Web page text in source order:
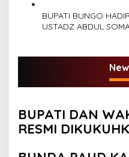
BUPATI BUNGO
USTADZ ABDUL
BUPATI DAN
RESMI